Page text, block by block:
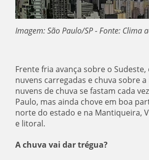
Imagem: São Paulo/SP - Fonte: Clima
Frente fria avança sobre o
nuvens carregadas e chuva sobre a
nuvens de chuva se fastam cada
Paulo, mas ainda chove em boa
norte do estado e na Mantiqueira,
e litoral.
A chuva vai dar trégua?